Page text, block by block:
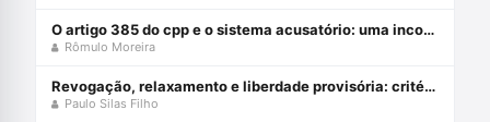
O artigo 385 do cpp e o sistema acusatório: uma incompatiblidade com a constituição federal
Rômulo Moreira
Revogação, relaxamento e liberdade provisória: critérios de diferenciação das medidas que afastam a prisão cautelar
Paulo Silas Filho